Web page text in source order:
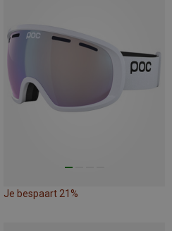
Je bespaart 21%